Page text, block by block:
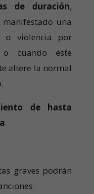
de duración,
una
o violencia por
cuando éste
altere la normal
de hasta
.
graves podrán